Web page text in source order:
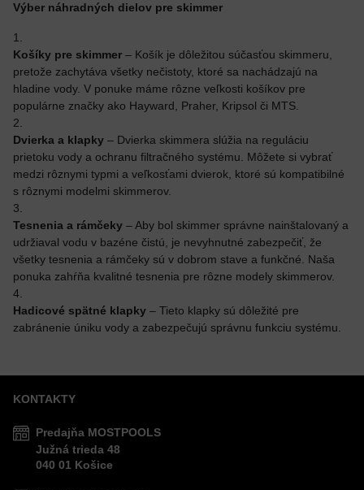
Výber náhradných dielov pre skimmer
Košíky pre skimmer – Košík je dôležitou súčasťou skimmeru,
pretože zachytáva všetky nečistoty, ktoré sa nachádzajú na
hladine vody. V ponuke máme rôzne veľkosti košíkov pre
populárne značky ako Hayward, Praher, Kripsol či MTS.
Dvierka a klapky – Dvierka skimmera slúžia na reguláciu
prietoku vody a ochranu filtračného systému. Môžete si vybrať
medzi rôznymi typmi a veľkosťami dvierok, ktoré sú kompatibilné
s rôznymi modelmi skimmerov.
Tesnenia a rámčeky – Aby bol skimmer správne nainštalovaný a
udržiaval vodu v bazéne čistú, je nevyhnutné zabezpečiť, že
všetky tesnenia a rámčeky sú v dobrom stave a funkčné. Naša
ponuka zahŕňa kvalitné tesnenia pre rôzne modely skimmerov.
Hadicové spätné klapky – Tieto klapky sú dôležité pre
zabránenie úniku vody a zabezpečujú správnu funkciu systému.
KONTAKTY
Predajňa MOSTPOOLS
Južná trieda 48
040 01 Košice